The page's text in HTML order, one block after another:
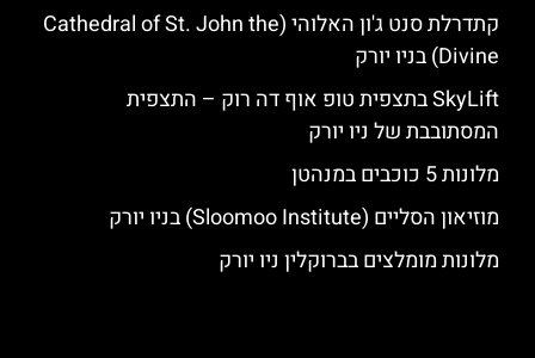
קתדרלת סנט ג'ון האלוהי (Cathedral of St. John the
Divine) בניו יורק
SkyLift בתצפית טופ אוף דה רוק – התצפית
המסתובבת של ניו יורק
מלונות 5 כוכבים במנהטן
מוזיאון הסליים (Sloomoo Institute) בניו יורק
מלונות מומלצים בברוקלין ניו יורק